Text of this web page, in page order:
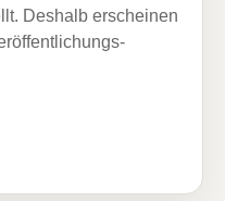
Deshalb erscheinen